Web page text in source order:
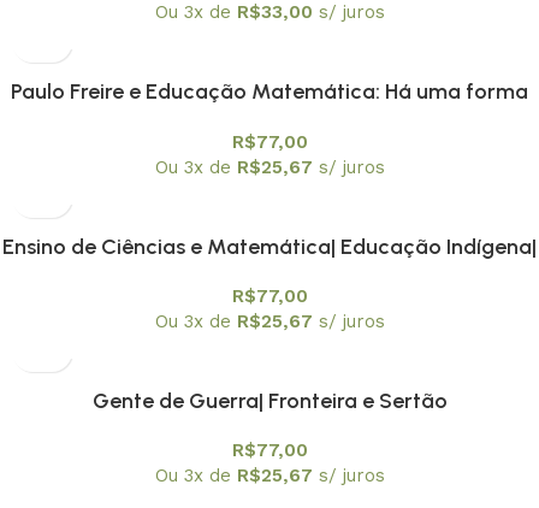
Ou 3x de R$33,00 s/ juros
Paulo Freire e Educação Matemática: Há uma forma
R$77,00
Ou 3x de R$25,67 s/ juros
Ensino de Ciências e Matemática| Educação Indígena|
Aprendizagem
R$77,00
Ou 3x de R$25,67 s/ juros
Gente de Guerra| Fronteira e Sertão
R$77,00
Ou 3x de R$25,67 s/ juros